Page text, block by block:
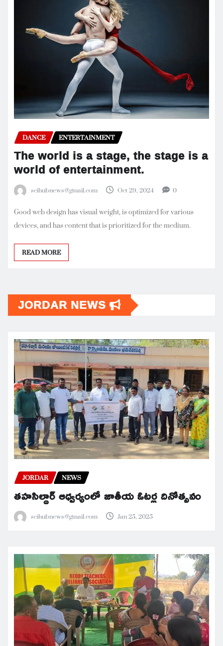
DANCE ENTERTAINMENT
The world is a stage, the stage is a
world of entertainment.
scihubnews@gmail.com Oct 29, 2024 0
Good web design has visual weight, is optimized for various
devices, and has content that is prioritized for the medium.
READ MORE
JORDAR NEWS
JORDAR NEWS
తహసిల్దార్ ఆధ్వర్యంలో జాతీయ ఓటర్ల దినోత్సవం
scihubnews@gmail.com Jan 25, 2025